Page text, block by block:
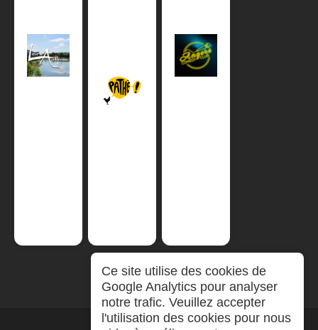
Ce site utilise des cookies de
Google Analytics pour analyser
notre trafic. Veuillez accepter
l'utilisation des cookies pour nous